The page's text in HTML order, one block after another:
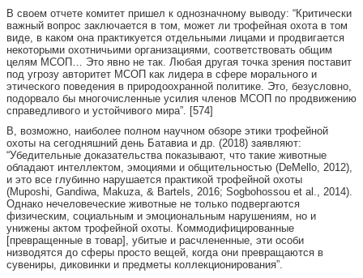
В своем отчете комитет пришел к однозначному выводу: “Критически
важный вопрос заключается в том, может ли трофейная охота в том
виде, в каком она практикуется отдельными лицами и продвигается
некоторыми охотничьими организациями, соответствовать общим
целям МСОП… Это явно не так. Любая другая точка зрения поставит
под угрозу авторитет МСОП как лидера в сфере морального и
этического поведения в природоохранной политике. Это, безусловно,
подорвало бы многочисленные усилия членов МСОП по продвижению
справедливого и устойчивого мира”. [574]
В, возможно, наиболее полном научном обзоре этики трофейной
охоты на сегодняшний день Батавиа и др. (2018) заявляют:
“Убедительные доказательства показывают, что такие животные
обладают интеллектом, эмоциями и общительностью (DeMello, 2012),
и это все глубинно нарушается практикой трофейной охоты
(Muposhi, Gandiwa, Makuza, & Bartels, 2016; Sogbohossou et al., 2014).
Однако нечеловеческие животные не только подвергаются
физическим, социальным и эмоциональным нарушениям, но и
унижены актом трофейной охоты. Коммодифицированные
[превращенные в товар], убитые и расчлененные, эти особи
низводятся до сферы просто вещей, когда они превращаются в
сувениры, диковинки и предметы коллекционирования”.